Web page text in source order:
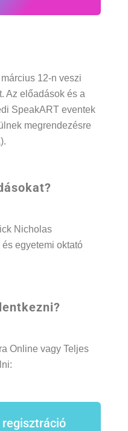
12-n veszi
Az előadások és a
SpeakART eventek
megrendezésre
Nicholas
egyetemi oktató
Online vagy Teljes
regisztráció